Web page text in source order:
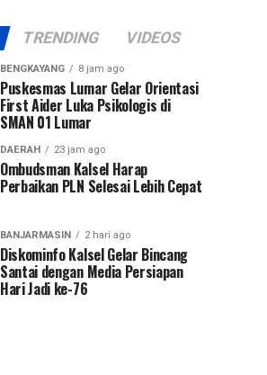
TRENDING VIDEOS
BENGKAYANG 8 jam ago
Puskesmas Lumar Gelar Orientasi
First Aider Luka Psikologis di
SMAN 01 Lumar
DAERAH 23 jam ago
Ombudsman Kalsel Harap
Perbaikan PLN Selesai Lebih Cepat
BANJARMASIN 2 hari ago
Diskominfo Kalsel Gelar Bincang
Santai dengan Media Persiapan
Hari Jadi ke-76